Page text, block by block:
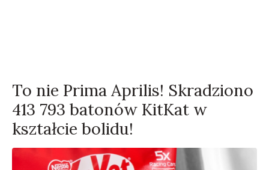
To nie Prima Aprilis! Skradziono
413 793 batonów KitKat w
kształcie bolidu!